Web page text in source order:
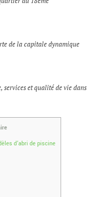
de la capitale dynamique
et qualité de vie dans
d’abri de piscine